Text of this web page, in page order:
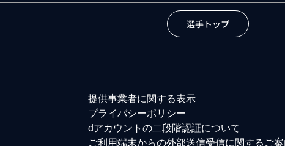
選手トップ
提供事業者に関する表示
プライバシーポリシー
dアカウントの二段階認証について
ご利用端末からの外部送信受信に関するご